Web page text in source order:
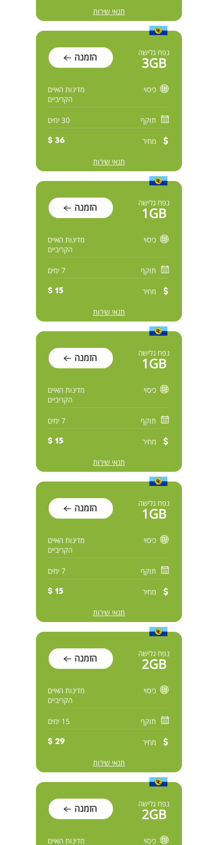
תנאי שירות
נפח גלישה
3GB הזמנה
כיסוי
מדינות האיים
הקריביים
תוקף 30 ימים
מחיר 36 $
תנאי שירות
נפח גלישה
1GB הזמנה
כיסוי
מדינות האיים
הקריביים
תוקף 7 ימים
מחיר 15 $
תנאי שירות
נפח גלישה
1GB הזמנה
כיסוי
מדינות האיים
הקריביים
תוקף 7 ימים
מחיר 15 $
תנאי שירות
נפח גלישה
1GB הזמנה
כיסוי
מדינות האיים
הקריביים
תוקף 7 ימים
מחיר 15 $
תנאי שירות
נפח גלישה
2GB הזמנה
כיסוי
מדינות האיים
הקריביים
תוקף 15 ימים
מחיר 29 $
תנאי שירות
נפח גלישה
2GB הזמנה
כיסוי מדינות האיים